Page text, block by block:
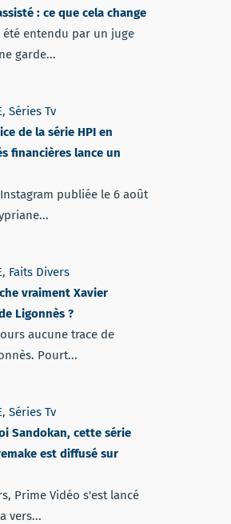
: ce que cela change
été entendu par un juge
garde...
, Séries Tv
de la série HPI en
financières lance un
publiée le 6 août
, Faits Divers
vraiment Xavier
Ligonnès ?
aucune trace de
Pourt...
, Séries Tv
Sandokan, cette série
est diffusé sur
Prime Vidéo s'est lancé
vers...